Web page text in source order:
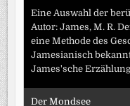
Eine Auswahl der
Autor: James, M. R.
eine Methode des
Jamesianisch
James'sche
Der Mondsee